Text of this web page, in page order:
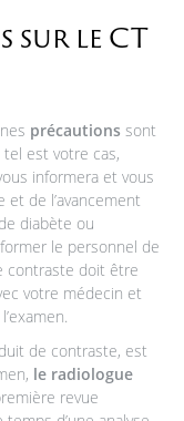
sur le CT
précautions sont
tel est votre cas,
informera et vous
de l’avancement
diabète ou
le personnel de
contraste doit être
votre médecin et
de contraste, est
le radiologue
revue